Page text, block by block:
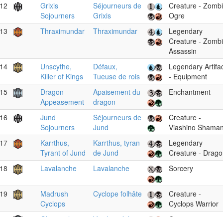
Grixis
Sojourners
Séjourneurs de
Grixis
Creature -
Ogre
Thraximundar Thraximundar
Legendary
Creature -
Assassin
Unscythe,
Killer of Kings
Défaux,
Tueuse de rois
Legendary
- Equipment
Dragon
Appeasement
Apaisement du
dragon
Enchantment
Jund
Sojourners
Séjourneurs de
Jund
Creature -
Viashino
Karrthus,
Tyrant of Jund
Karrthus, tyran
de Jund
Legendary
Creature -
Lavalanche Lavalanche Sorcery
Madrush
Cyclops
Cyclope folhâte
Creature -
Cyclops Warrior